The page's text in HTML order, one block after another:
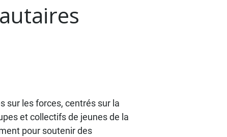
sur les forces, centrés sur la
et collectifs de jeunes de la
pour soutenir des